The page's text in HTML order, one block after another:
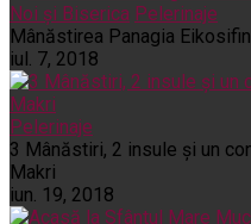
Noi și Biserica Pelerinaje
Mânăstirea Panagia
iul. 7, 2018
Pelerinaje
3 Mânăstiri, 2 insule și un
Makri
iun. 19, 2018